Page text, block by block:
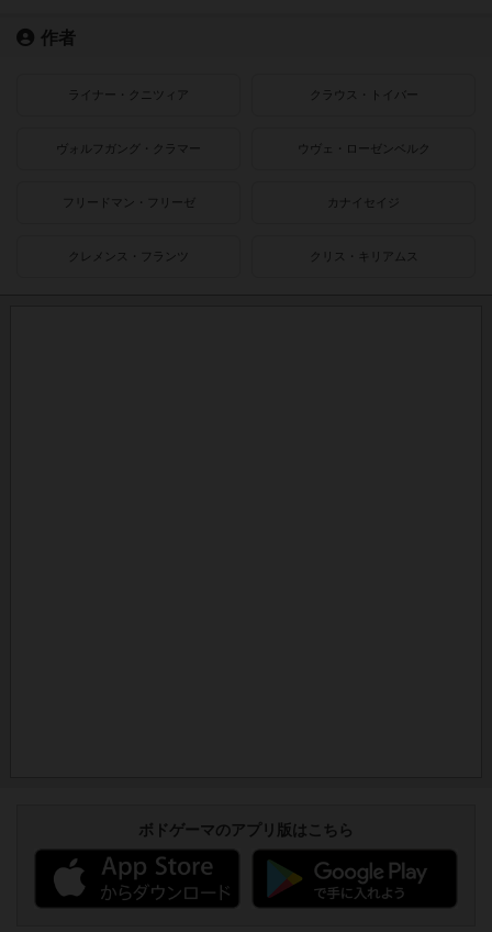
作者
ライナー・クニツィア クラウス・トイバー
ヴォルフガング・クラマー ウヴェ・ローゼンベルク
フリードマン・フリーゼ カナイセイジ
クレメンス・フランツ クリス・キリアムス
ボドゲーマのアプリ版はこちら